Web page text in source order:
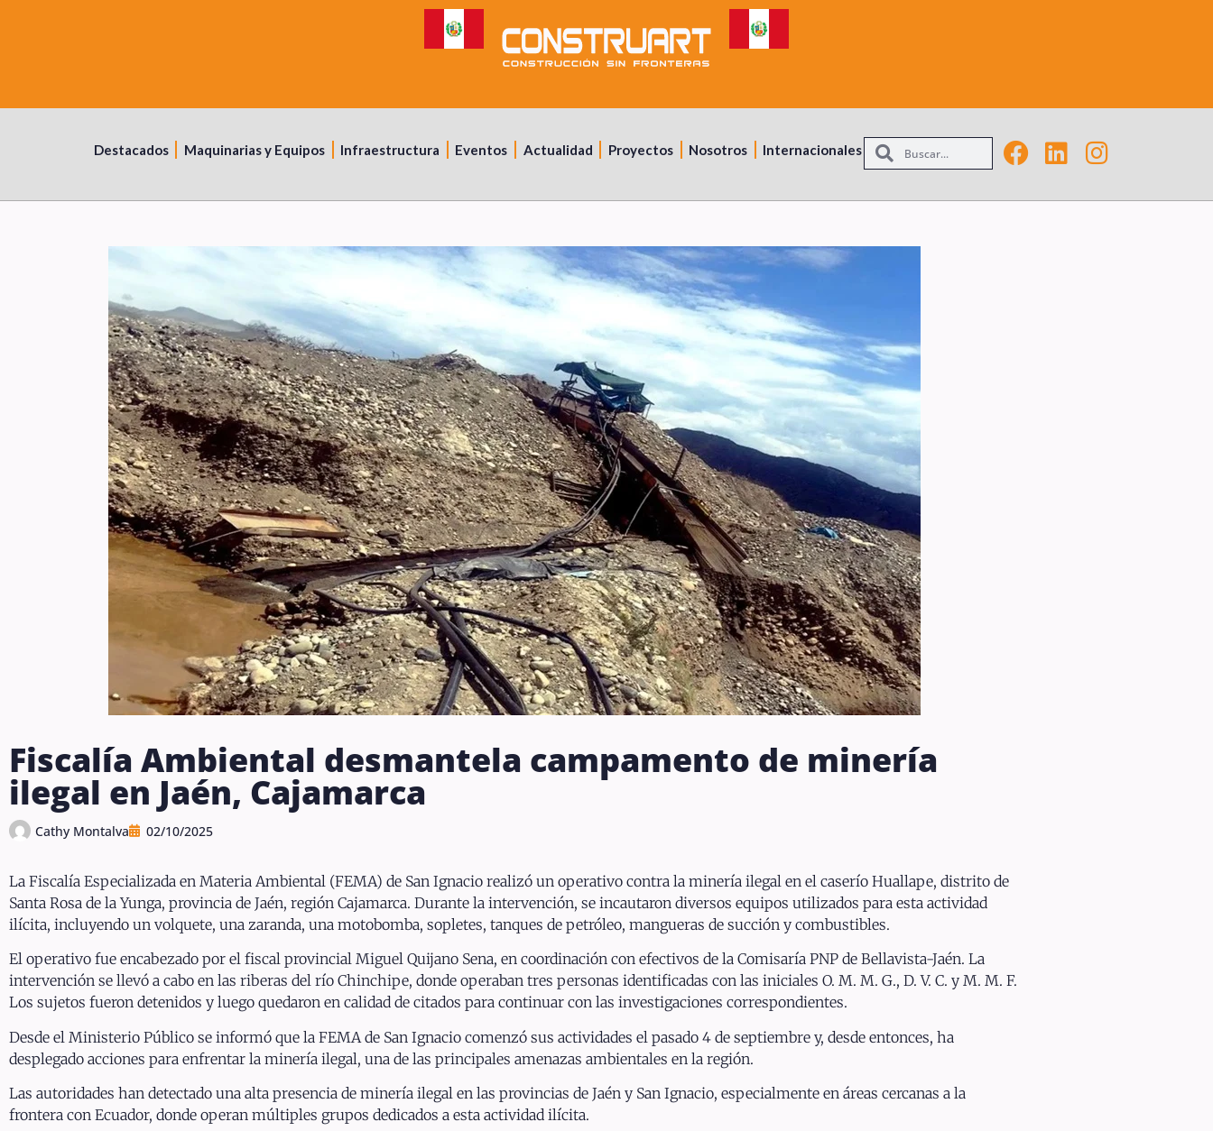
Destacados Maquinarias y Equipos Infraestructura Eventos Actualidad Proyectos Nosotros Internacionales
Fiscalía Ambiental desmantela campamento de minería
ilegal en Jaén, Cajamarca
Cathy Montalva 02/10/2025
La Fiscalía Especializada en Materia Ambiental (FEMA) de San Ignacio realizó un operativo contra la minería ilegal en el caserío Huallape, distrito de
Santa Rosa de la Yunga, provincia de Jaén, región Cajamarca. Durante la intervención, se incautaron diversos equipos utilizados para esta actividad
ilícita, incluyendo un volquete, una zaranda, una motobomba, sopletes, tanques de petróleo, mangueras de succión y combustibles.
El operativo fue encabezado por el fiscal provincial Miguel Quijano Sena, en coordinación con efectivos de la Comisaría PNP de Bellavista-Jaén. La
intervención se llevó a cabo en las riberas del río Chinchipe, donde operaban tres personas identificadas con las iniciales O. M. M. G., D. V. C. y M. M. F.
Los sujetos fueron detenidos y luego quedaron en calidad de citados para continuar con las investigaciones correspondientes.
Desde el Ministerio Público se informó que la FEMA de San Ignacio comenzó sus actividades el pasado 4 de septiembre y, desde entonces, ha
desplegado acciones para enfrentar la minería ilegal, una de las principales amenazas ambientales en la región.
Las autoridades han detectado una alta presencia de minería ilegal en las provincias de Jaén y San Ignacio, especialmente en áreas cercanas a la
frontera con Ecuador, donde operan múltiples grupos dedicados a esta actividad ilícita.